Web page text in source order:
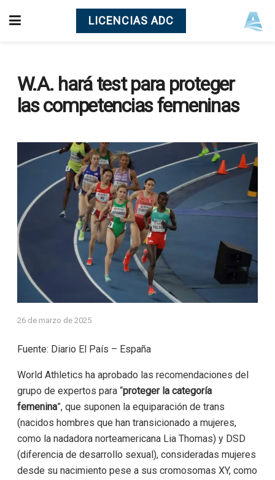
LICENCIAS ADC
W.A. hará test para proteger
las competencias femeninas
26 de marzo de 2025
Fuente: Diario El País – España
World Athletics ha aprobado las recomendaciones del
grupo de expertos para “proteger la categoría
femenina”, que suponen la equiparación de trans
(nacidos hombres que han transicionado a mujeres,
como la nadadora norteamericana Lia Thomas) y DSD
(diferencia de desarrollo sexual), consideradas mujeres
desde su nacimiento pese a sus cromosomas XY, como